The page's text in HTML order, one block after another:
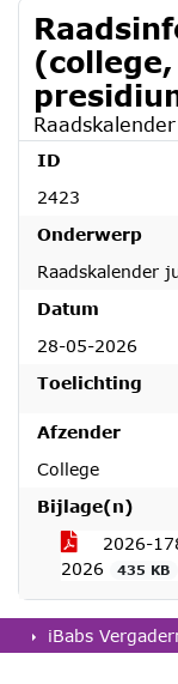
ID
2423
Onderwerp
Raadskalender
Datum
28-05-2026
Toelichting
Afzender
College
Bijlage(n)
2026-
2026
435 KB
iBabs